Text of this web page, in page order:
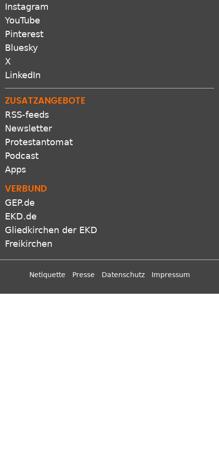
Instagram
YouTube
Pinterest
Bluesky
X
LinkedIn
ZUSATZANGEBOTE
RSS-feeds
Newsletter
Protestantomat
Podcast
Apps
VERBUND
GEP.de
EKD.de
Gliedkirchen der EKD
Freikirchen
Netiquette Presse Datenschutz Impressum